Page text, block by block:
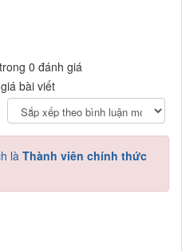
0 đánh giá
bài viết
là Thành viên chính thức